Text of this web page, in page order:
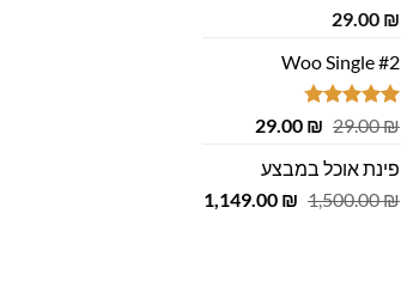
דורג5.00
29.00 ₪
Woo Single #2
דורג4.75
29.00₪
המחיר
היה:
29.00 ₪.
29.00 ₪
המחיר
29.00 ₪.
פינת אוכל במבצע
1,500.00₪
המחיר
1,149.00 ₪
המחיר